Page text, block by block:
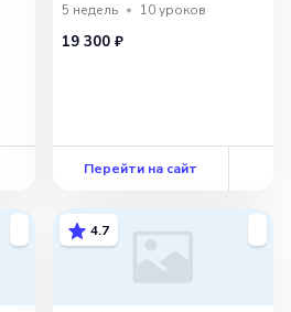
5 недель 10уроков
19 300 ₽
Перейти на сайт
4.7